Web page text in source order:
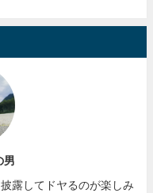
男
露してドヤるのが楽しみ